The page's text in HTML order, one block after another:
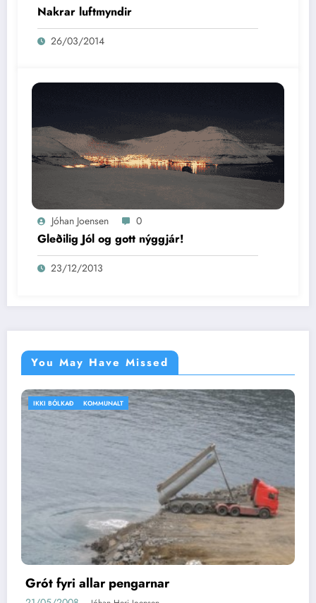
Nakrar luftmyndir
26/03/2014
Jóhan Joensen 0
Gleðilig Jól og gott nýggjár!
23/12/2013
You May Have Missed
IKKI BÓLKAÐ VEÐRIÐ